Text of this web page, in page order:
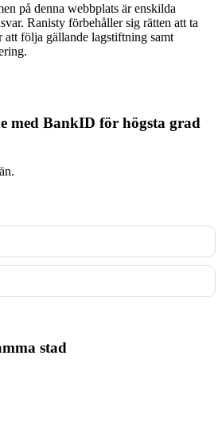
på denna webbplats är enskilda
Ranisty förbehåller sig rätten att ta
att följa gällande lagstiftning samt
med BankID för högsta grad
stad